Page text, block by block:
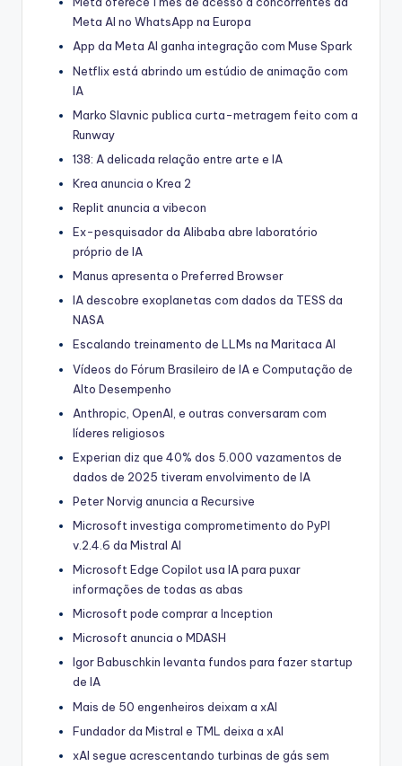
Meta AI no WhatsApp na Europa
App da Meta AI ganha integração com Muse Spark
Netflix está abrindo um estúdio de animação com
IA
Marko Slavnic publica curta-metragem feito com a
Runway
138: A delicada relação entre arte e IA
Krea anuncia o Krea 2
Replit anuncia a vibecon
Ex-pesquisador da Alibaba abre laboratório
próprio de IA
Manus apresenta o Preferred Browser
IA descobre exoplanetas com dados da TESS da
NASA
Escalando treinamento de LLMs na Maritaca AI
Vídeos do Fórum Brasileiro de IA e Computação de
Alto Desempenho
Anthropic, OpenAI, e outras conversaram com
líderes religiosos
Experian diz que 40% dos 5.000 vazamentos de
dados de 2025 tiveram envolvimento de IA
Peter Norvig anuncia a Recursive
Microsoft investiga comprometimento do PyPI
v.2.4.6 da Mistral AI
Microsoft Edge Copilot usa IA para puxar
informações de todas as abas
Microsoft pode comprar a Inception
Microsoft anuncia o MDASH
Igor Babuschkin levanta fundos para fazer startup
de IA
Mais de 50 engenheiros deixam a xAI
Fundador da Mistral e TML deixa a xAI
xAI segue acrescentando turbinas de gás sem